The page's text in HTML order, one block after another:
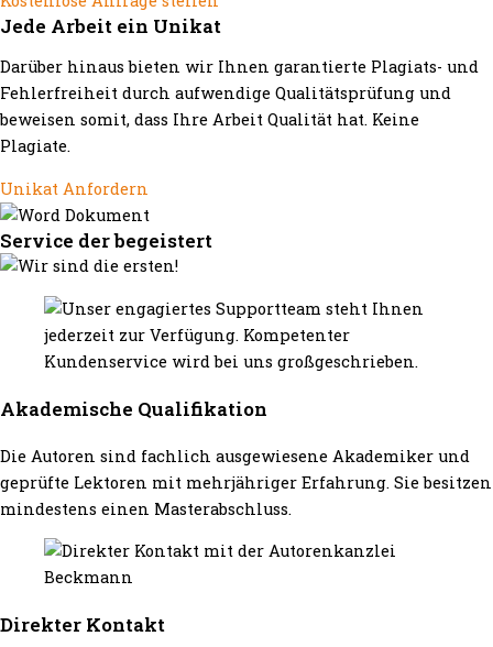
Jede Arbeit ein Unikat
Darüber hinaus bieten wir Ihnen garantierte Plagiats- und
Fehlerfreiheit durch aufwendige Qualitätsprüfung und
beweisen somit, dass Ihre Arbeit Qualität hat. Keine
Plagiate.
Unikat Anfordern
Service der begeistert
Akademische Qualifikation
Die Autoren sind fachlich ausgewiesene Akademiker und
geprüfte Lektoren mit mehrjähriger Erfahrung. Sie besitzen
mindestens einen Masterabschluss.
Direkter Kontakt